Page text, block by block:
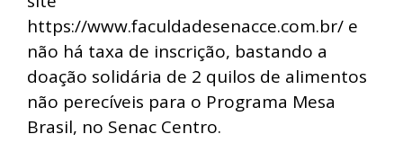
https://www.faculdadesenacce.com.br/ e
não há taxa de inscrição, bastando a
doação solidária de 2 quilos de alimentos
não perecíveis para o Programa Mesa
Brasil, no Senac Centro.